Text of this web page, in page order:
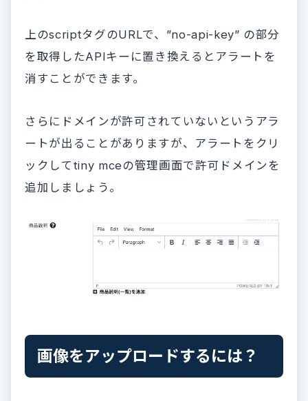
上のscriptタグのURLで、”no-api-key” の部分
を取得したAPIキーに置き換えるとアラートを
消すことができます。
さらにドメインが許可されていないというアラ
ートが出ることがありますが、アラートをクリ
ックしてtiny mceの管理画面で許可ドメインを
追加しましょう。
画像をアップロードするには？